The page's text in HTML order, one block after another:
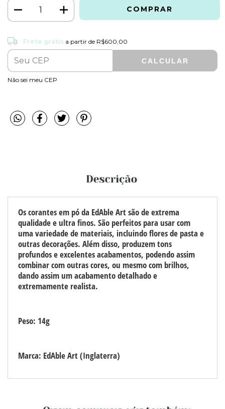
Frete grátis
Entregas para o CEP: ALTERAR CEP
Frete grátis a partir de R$600,00
CALCULAR
Não sei meu CEP
Os corantes em pó da EdAble Art são de extrema
qualidade e ultra finos. São perfeitos para usar com
uma variedade de materiais, incluindo flores de pasta e
outras decorações. Além disso, produzem tons
profundos e excelentes acabamentos, podendo assim
combinar com outras cores, ou mesmo com brilhos,
dando assim um acabamento detalhado e
extremamente realista.
Peso: 14g
Marca: EdAble Art (Inglaterra)